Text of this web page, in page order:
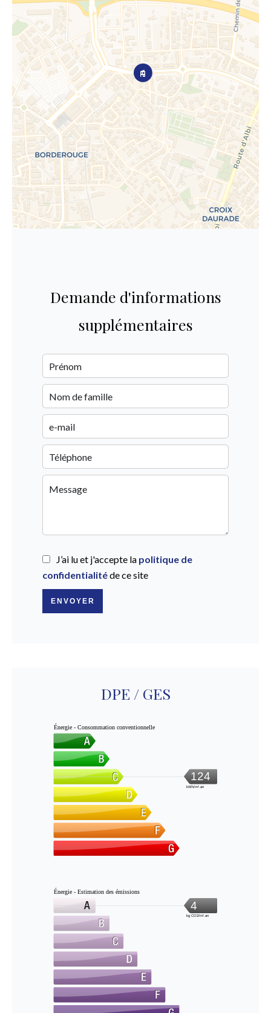
Demande d'informations
supplémentaires
J’ai lu et j'accepte la politique de
confidentialitéde ce site
ENVOYER
DPE / GES
Énergie - Consommation conventionnelle
124
kWh/m².an
Énergie - Estimation des émissions
4
kg CO2/m².an